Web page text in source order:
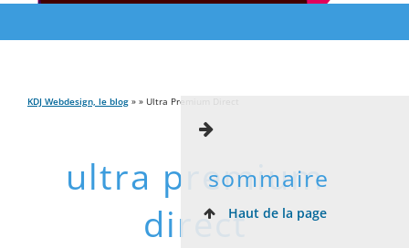
KDJ Webdesign, le blog » » Ultra Premium Direct
ultra premium
direct
sommaire
Haut de la page